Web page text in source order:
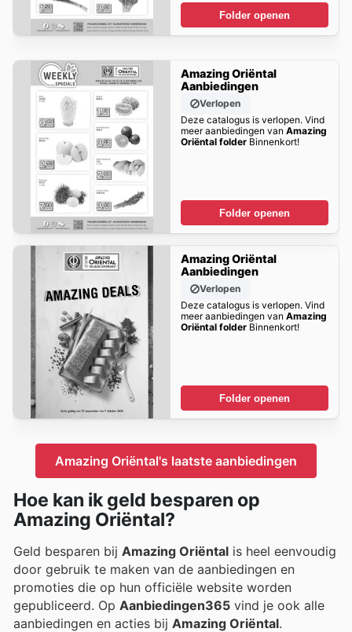
Folder openen
Amazing Oriëntal
Aanbiedingen
Verlopen
Deze catalogus is verlopen. Vind
meer aanbiedingen van Amazing
Oriëntal folderBinnenkort!
Folder openen
Amazing Oriëntal
Aanbiedingen
Verlopen
Deze catalogus is verlopen. Vind
meer aanbiedingen van Amazing
Oriëntal folderBinnenkort!
Folder openen
Amazing Oriëntal's laatste aanbiedingen
Hoe kan ik geld besparen op
Amazing Oriëntal?
Geld besparen bij Amazing Oriëntal is heel eenvoudig
door gebruik te maken van de aanbiedingen en
promoties die op hun officiële website worden
gepubliceerd. Op Aanbiedingen365 vind je ook alle
aanbiedingen en acties bij Amazing Oriëntal.